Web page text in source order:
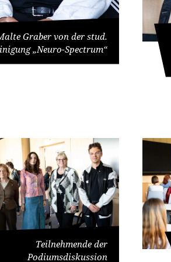
Graber von der stud.
„Neuro-Spectrum“
Teilnehmende der
Podiumsdiskussion